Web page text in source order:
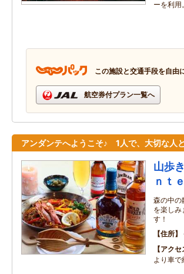
ーを利
この施設と交通手段を自由
航空券付プラン一覧へ
アンダンテへようこそ♪ 1人で、大切な人
山歩
ｎｔｅ
森の中の
を楽し
す！
住所
アクセ
より車